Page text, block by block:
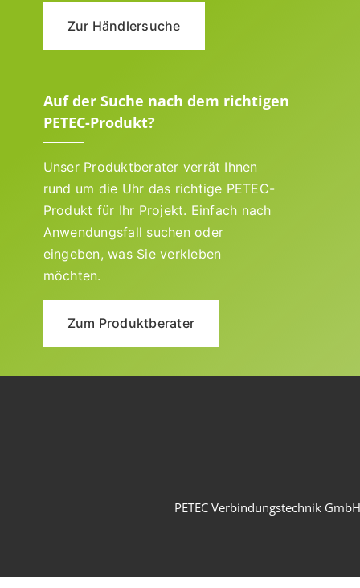
Zur Händlersuche
Auf der Suche nach dem richtigen
PETEC-Produkt?
Unser Produktberater verrät Ihnen
rund um die Uhr das richtige PETEC-
Produkt für Ihr Projekt. Einfach nach
Anwendungsfall suchen oder
eingeben, was Sie verkleben
möchten.
Zum Produktberater
PETEC Verbindungstechnik GmbH